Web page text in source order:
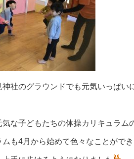
社のグラウンドでも元気いっぱい
な子どもたちの体操カリキュラム
も4月から始めて色々なことがで